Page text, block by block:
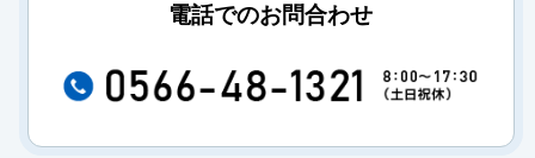
電話でのお問合わせ